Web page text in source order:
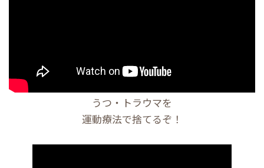
うつ・トラウマを
運動療法で捨てるぞ！